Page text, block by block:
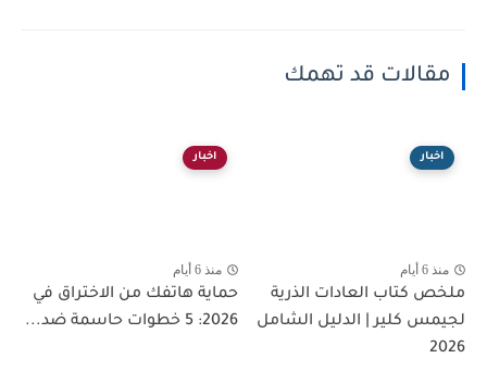
مقالات قد تهمك
اخبار
منذ 6 أيام
ملخص كتاب العادات الذرية
لجيمس كلير | الدليل الشامل
2026
اخبار
منذ 6 أيام
حماية هاتفك من الاختراق في
2026: 5 خطوات حاسمة ضد...